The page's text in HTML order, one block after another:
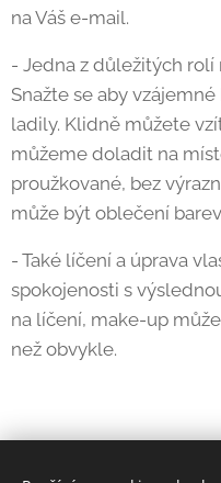
na Váš e-mail.
- Jedna z důležitých
Snažte se aby
ladily. Klidně můžete
můžeme doladit na
proužkované, bez
může být oblečení
- Také líčení a úprava
spokojenosti s
na líčení, make-up
než obvykle.